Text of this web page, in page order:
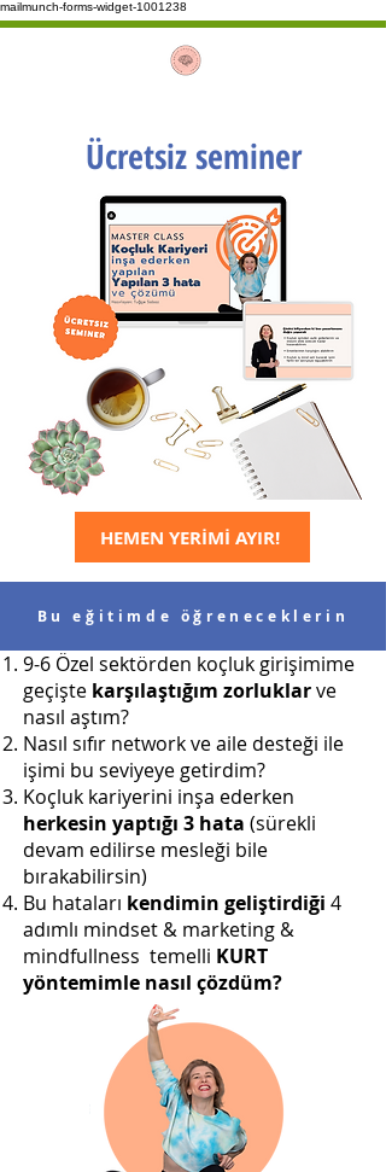
mailmunch-forms-widget-1001238
Ücretsiz seminer
HEMEN YERİMİ AYIR!
Bu eğitimde öğreneceklerin
9-6 Özel sektörden koçluk girişimime
geçişte karşılaştığım zorluklarve
nasıl aştım?
Nasıl sıfır network ve aile desteği ile
işimi bu seviyeye getirdim?
Koçluk kariyerini inşa ederken
herkesin yaptığı 3 hata (sürekli
devam edilirse mesleği bile
bırakabilirsin)
Bu hataları kendimin geliştirdiği 4
adımlı mindset & marketing &
mindfullness temelli KURT
yöntemimle nasıl çözdüm?